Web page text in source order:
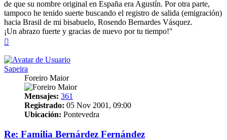
de que su nombre original en España era Agustín. Por otra parte,
tampoco he tenido suerte buscando el registro de salida (emigración)
hacia Brasil de mi bisabuelo, Rosendo Bernardes Vásquez.
​¡Un abrazo fuerte y gracias de nuevo por tu tiempo!"
Sapeira
Foreiro Maior
Mensajes: 361
Registrado: 05 Nov 2001, 09:00
Ubicación: Pontevedra
Re: Familia Bernárdez Fernández